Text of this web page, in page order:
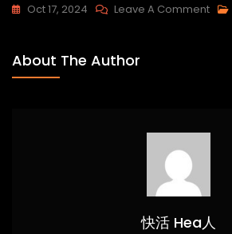
Oct 17, 2024 Leave A CommentOn
容？
寵
物
About The Author
快活 Hea人